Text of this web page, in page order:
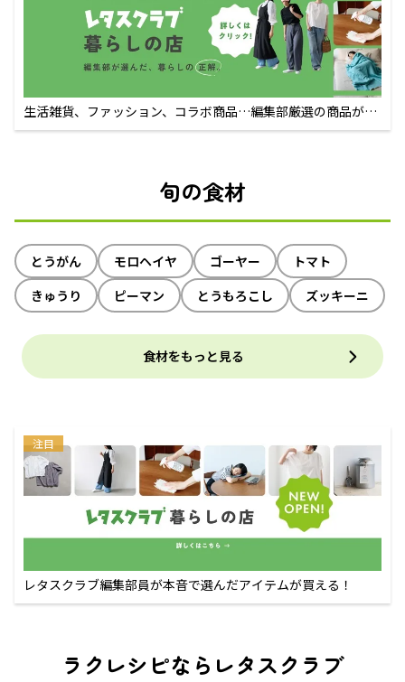
生活雑貨、ファッション、コラボ商品…編集部厳選の商品が買
えるECサイト
旬の食材
とうがん モロヘイヤ ゴーヤー
トマト
きゅうり
ピーマン とうもろこし ズッキーニ
食材をもっと見る
注目
レタスクラブ編集部員が本音で選んだアイテムが買える！
ラクレシピならレタスクラブ